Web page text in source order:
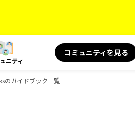
ニティ
コミュニティを見る
のガイドブック一覧